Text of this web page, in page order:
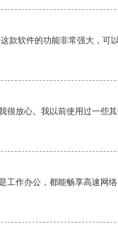
软件的功能非常强大，可
放心。我以前使用过一些
作办公，都能畅享高速网